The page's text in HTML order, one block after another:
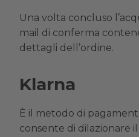
Una volta concluso
mail di conferma
dettagli dell’ordine.
Klarna
È il metodo di
consente di dilazionare